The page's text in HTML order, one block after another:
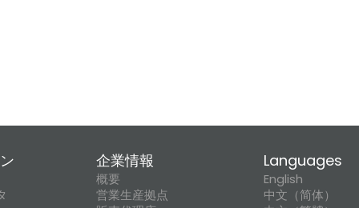
企業情報
概要
営業生産拠点
Languages
English
中文（简体）